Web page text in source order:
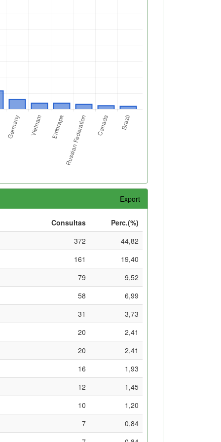
Export
Consultas
Perc.(%)
372
44,82
161
19,40
79
9,52
58
6,99
31
3,73
20
2,41
20
2,41
16
1,93
12
1,45
10
1,20
7
0,84